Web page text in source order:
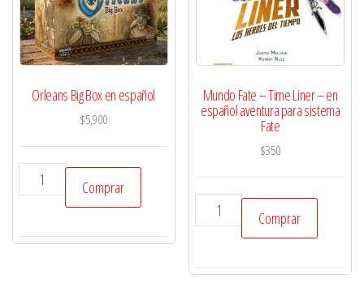
Orleans Big Box en español
$5,900
Orleans
Big
en
Comprar
Mundo Fate – Time Liner – en
español aventura para sistema
Fate
$350
Mundo
Fate
Time
Comprar